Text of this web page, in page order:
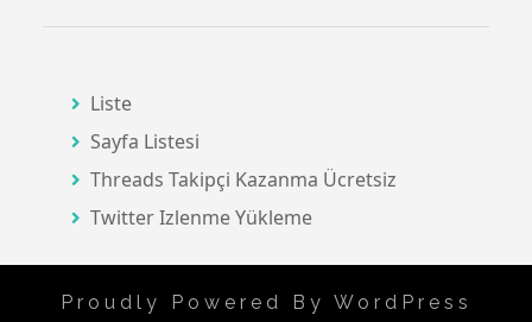
Liste
Sayfa Listesi
Threads Takipçi Kazanma Ücretsiz
Twitter Izlenme Yükleme
Proudly Powered By WordPress